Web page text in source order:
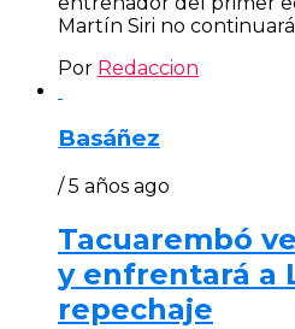
Martín Siri no continuará
Por Redaccion
Basáñez
/ 5 años ago
Tacuarembó
y enfrentará a
repechaje